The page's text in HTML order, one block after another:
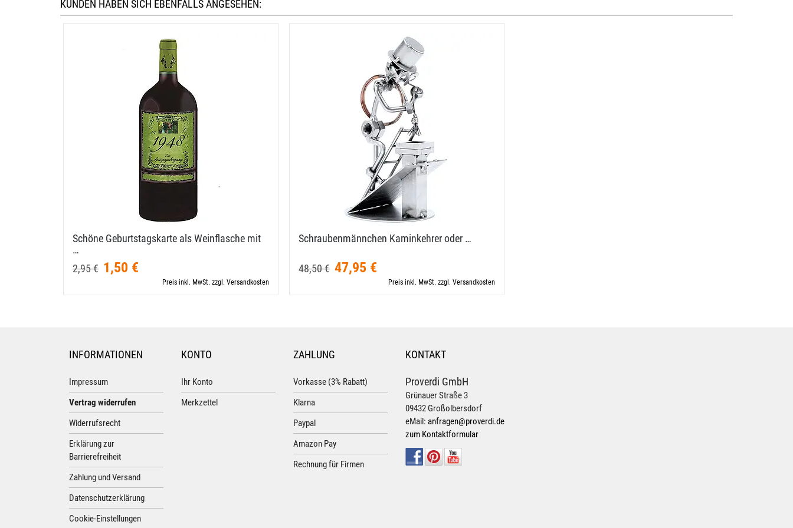
KUNDEN HABEN SICH EBENFALLS ANGESEHEN:
Schöne Geburtstagskarte als Weinflasche mit
…
2,95 € 1,50 €
Preis inkl. MwSt. zzgl. Versandkosten
Schraubenmännchen Kaminkehrer oder …
48,50 € 47,95 €
Preis inkl. MwSt. zzgl. Versandkosten
INFORMATIONEN
Impressum
Vertrag widerrufen
Widerrufsrecht
Erklärung zur
Barrierefreiheit
Zahlung und Versand
Datenschutzerklärung
Cookie-Einstellungen
KONTO
Ihr Konto
Merkzettel
ZAHLUNG
Vorkasse (3% Rabatt)
Klarna
Paypal
Amazon Pay
Rechnung für Firmen
KONTAKT
Proverdi GmbH
Grünauer Straße 3
09432 Großolbersdorf
eMail: anfragen@proverdi.de
zum Kontaktformular